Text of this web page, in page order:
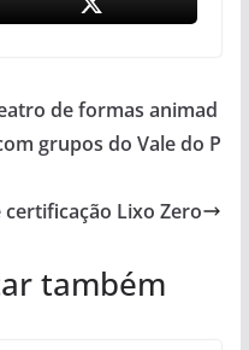
de formas animad
grupos do Vale do P
certificação Lixo Zero
também